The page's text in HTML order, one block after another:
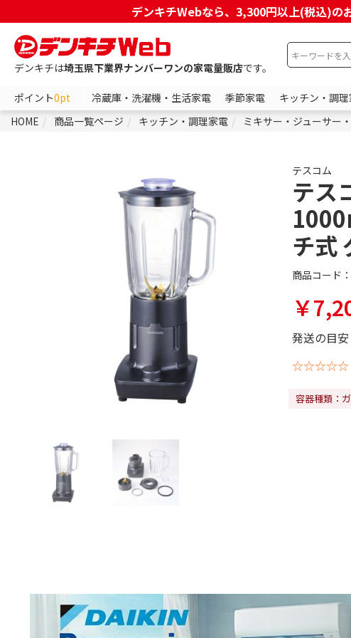
デンキチWebなら、3,300円以上(税込)の
デンキチは埼玉県下業界ナンバーワンの家電量販店です。
ポイント0pt 冷蔵庫・洗濯機・生活家電 季節家電 キッチン・調
HOME
商品一覧ページ キッチン・調理家電 ミキサー・ジューサー
テスコム
テス
チ式
商品コード：
￥
発送の目
☆☆☆☆☆
容器種類：